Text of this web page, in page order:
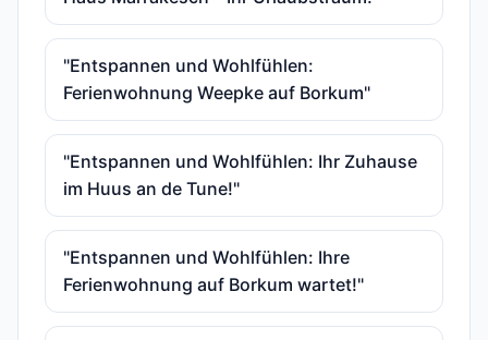
"Entspannen und Wohlfühlen:
Ferienwohnung Weepke auf Borkum"
"Entspannen und Wohlfühlen: Ihr Zuhause
im Huus an de Tune!"
"Entspannen und Wohlfühlen: Ihre
Ferienwohnung auf Borkum wartet!"